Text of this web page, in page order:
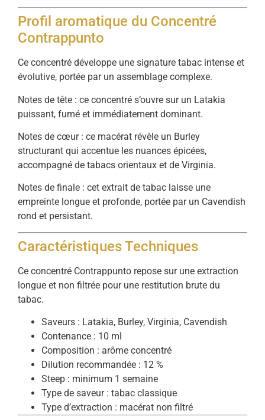
Profil aromatique du Concentré
Contrappunto
Ce concentré développe une signature tabac intense et
évolutive, portée par un assemblage complexe.
Notes de tête : ce concentré s’ouvre sur un Latakia
puissant, fumé et immédiatement dominant.
Notes de cœur : ce macérat révèle un Burley
structurant qui accentue les nuances épicées,
accompagné de tabacs orientaux et de Virginia.
Notes de finale : cet extrait de tabac laisse une
empreinte longue et profonde, portée par un Cavendish
rond et persistant.
Caractéristiques Techniques
Ce concentré Contrappunto repose sur une extraction
longue et non filtrée pour une restitution brute du
tabac.
Saveurs : Latakia, Burley, Virginia, Cavendish
Contenance : 10 ml
Composition : arôme concentré
Dilution recommandée : 12 %
Steep : minimum 1 semaine
Type de saveur : tabac classique
Type d’extraction : macérat non filtré